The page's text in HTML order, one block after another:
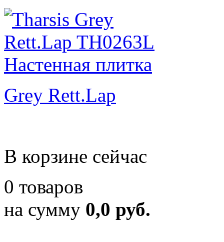
Grey Rett.Lap
В корзине сейчас
0 товаров
на сумму 0,0 руб.